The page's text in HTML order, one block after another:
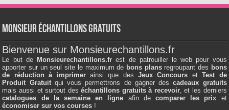
Monsieur échantillons Gratuits
Bienvenue sur Monsieurechantillons.fr
Le but de Monsieurechantillons.fr est de patrouiller le web pour vous
apporter sur un seul site le maximum de bons plansregroupant des bons
de réduction à imprimerainsi que desJeux Concours etTest de
Produit Gratuitqui vous permettrons de gagner descadeaux gratuits
mais aussi et surtout deséchantillons gratuits à recevoir, et les derniers
catalogues de la semaine en ligne afin de comparer les prix et
économiser sur vos courses !